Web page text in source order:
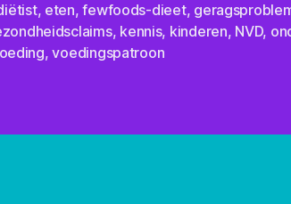
, eten,fewfoods-dieet,
, kennis, kinderen, NVD,
,voedingspatroon